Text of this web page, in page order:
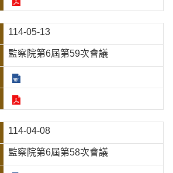
114-05-13
監察院第6屆第59次會議
114-04-08
監察院第6屆第58次會議